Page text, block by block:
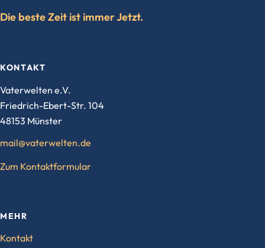
Die beste Zeit ist immer Jetzt.
KONTAKT
Vaterwelten e.V.
Friedrich-Ebert-Str. 104
48153 Münster
mail@vaterwelten.de
Zum Kontaktformular
MEHR
Kontakt